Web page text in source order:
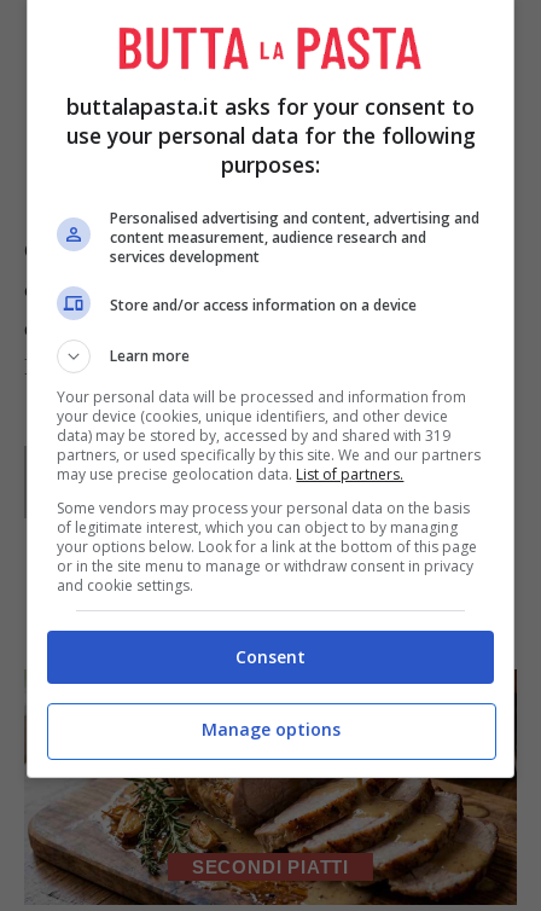
Regolate di sale e farcite le pagnotte di
pane con la lattuga, l’hamburger e la
cipolla stufata.
Con questi panini puoi servire anche, in una
ciotolina a parte, dello yogurt concentrato tipico
della tradizione mediorientale.
Foto di
JaBB
Parole di Kati Irrente
Giornalista poliedrica scrivo per il web dal 2008. Sono
appassionata del vivere green e della buona cucina,
divido il tempo libero tra musica, cinema e fumetti
d’autore.
IN PRIMO PIANO
SECONDI PIATTI
buttalapasta.it asks for your consent to
use your personal data for the following
purposes:
Personalised advertising and content, advertising and
content measurement, audience research and
services development
Store and/or access information on a device
Learn more
Your personal data will be processed and information from
your device (cookies, unique identifiers, and other device
data) may be stored by, accessed by and shared with 319
partners, or used specifically by this site. We and our partners
may use precise geolocation data. List of partners.
Some vendors may process your personal data on the basis
of legitimate interest, which you can object to by managing
your options below. Look for a link at the bottom of this page
or in the site menu to manage or withdraw consent in privacy
and cookie settings.
Consent
Manage options